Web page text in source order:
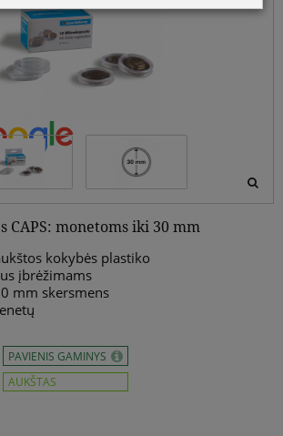
CAPS: monetoms iki 30 mm
kokybės plastiko
įbrėžimams
mm skersmens
PAVIENIS GAMINYS
AUKŠTAS